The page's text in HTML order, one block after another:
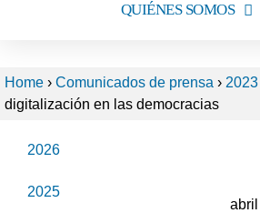
QUIÉNES SOMOS
Home › Comunicados de prensa › 2023
digitalización en las democracias
2026
2025